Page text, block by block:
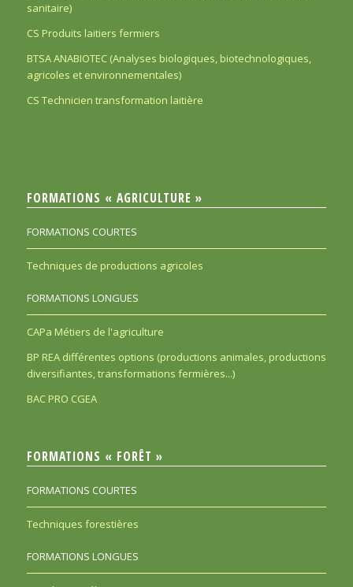
sanitaire)
CS Produits laitiers fermiers
BTSA ANABIOTEC (Analyses biologiques, biotechnologiques,
agricoles et environnementales)
CS Technicien transformation laitière
FORMATIONS « AGRICULTURE »
FORMATIONS COURTES
Techniques de productions agricoles
FORMATIONS LONGUES
CAPa Métiers de l'agriculture
BP REA différentes options (productions animales, productions
diversifiantes, transformations fermières...)
BAC PRO CGEA
FORMATIONS « FORÊT »
FORMATIONS COURTES
Techniques forestières
FORMATIONS LONGUES